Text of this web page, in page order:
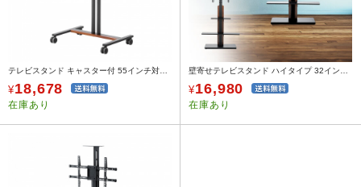
テレビスタンド キャスター付 55インチ対応 棚板付 ブラック
¥18,678
在庫あり
壁寄せテレビスタンド ハイタイプ 32インチ/42インチ/55インチ/65インチ対応 スチール製 天然木使用 サウンドバースピーカー用棚板つき
¥16,980
在庫あり